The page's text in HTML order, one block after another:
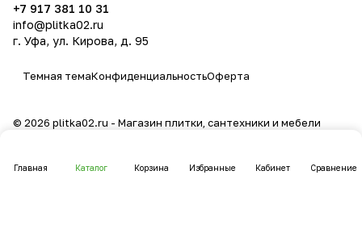
Главная Каталог Корзина Избранные Кабинет Сравнение
+7 917 381 10 31
info@plitka02.ru
г. Уфа, ул. Кирова, д. 95
Темная темаКонфиденциальностьОферта
© 2026 plitka02.ru - Магазин плитки, сантехники и мебели